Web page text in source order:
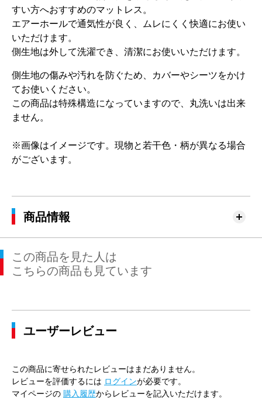
すい方へおすすめのマットレス。
エアーホールで通気性が良く、ムレにくく快適にお使い
いただけます。
側生地は外して洗濯でき、清潔にお使いいただけます。
側生地の傷みや汚れを防ぐため、カバーやシーツをかけ
てお使いください。
この商品は特殊構造になっていますので、丸洗いは出来
ません。
※画像はイメージです。現物と若干色・柄が異なる場合
がございます。
商品情報
この商品を見た人は
こちらの商品も見ています
ユーザーレビュー
この商品に寄せられたレビューはまだありません。
レビューを評価するには ログインが必要です。
マイページの 購入履歴からレビューを記入いただけます。